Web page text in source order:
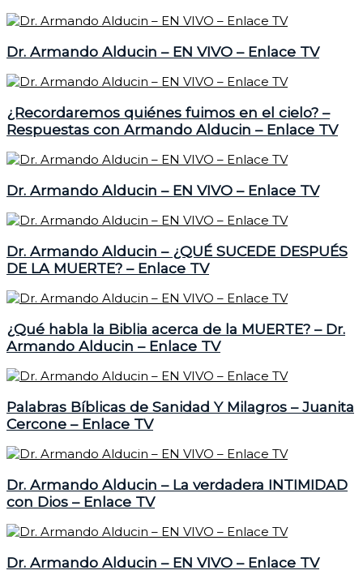
Dr. Armando Alducin – EN VIVO – Enlace TV
¿Recordaremos quiénes fuimos en el cielo? –
Respuestas con Armando Alducin – Enlace TV
Dr. Armando Alducin – EN VIVO – Enlace TV
Dr. Armando Alducin – ¿QUÉ SUCEDE DESPUÉS
DE LA MUERTE? – Enlace TV
¿Qué habla la Biblia acerca de la MUERTE? – Dr.
Armando Alducin – Enlace TV
Palabras Bíblicas de Sanidad Y Milagros – Juanita
Cercone – Enlace TV
Dr. Armando Alducin – La verdadera INTIMIDAD
con Dios – Enlace TV
Dr. Armando Alducin – EN VIVO – Enlace TV